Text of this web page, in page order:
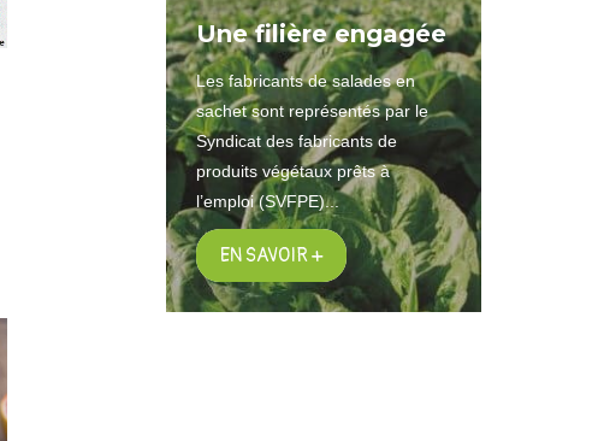
Une filière engagée
Les fabricants de salades en
sachet sont représentés par le
Syndicat des fabricants de
produits végétaux prêts à
l’emploi (SVFPE)...
EN SAVOIR +